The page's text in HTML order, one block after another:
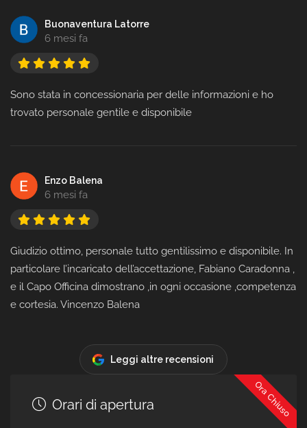
Buonaventura Latorre
6 mesi fa
Sono stata in concessionaria per delle informazioni e ho
trovato personale gentile e disponibile
Enzo Balena
6 mesi fa
Giudizio ottimo, personale tutto gentilissimo e disponibile. In
particolare l’incaricato dell’accettazione, Fabiano Caradonna ,
e il Capo Officina dimostrano ,in ogni occasione ,competenza
e cortesia. Vincenzo Balena
Leggi altre recensioni
Ora Chiuso
Orari di apertura